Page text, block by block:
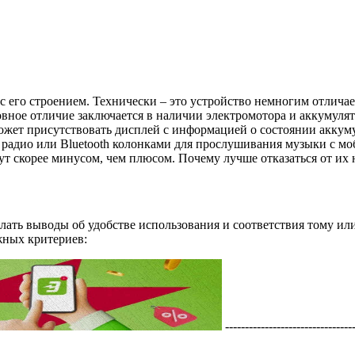
его строением. Технически – это устройство немногим
отличие заключается в наличии электромотора и
присутствовать дисплей с информацией о состоянии
или Bluetooth колонками для прослушивания музыки с
скорее минусом, чем плюсом. Почему лучше отказаться от их
выводы об удобстве использования и соответствия тому
критериев: